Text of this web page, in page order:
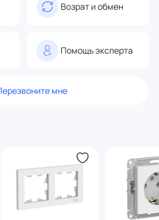
Возрат и обмен
Помощь эксперта
мне